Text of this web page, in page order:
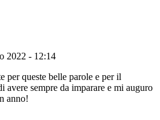
2022 - 12:14
per queste belle parole e per il
avere sempre da imparare e mi auguro
anno!